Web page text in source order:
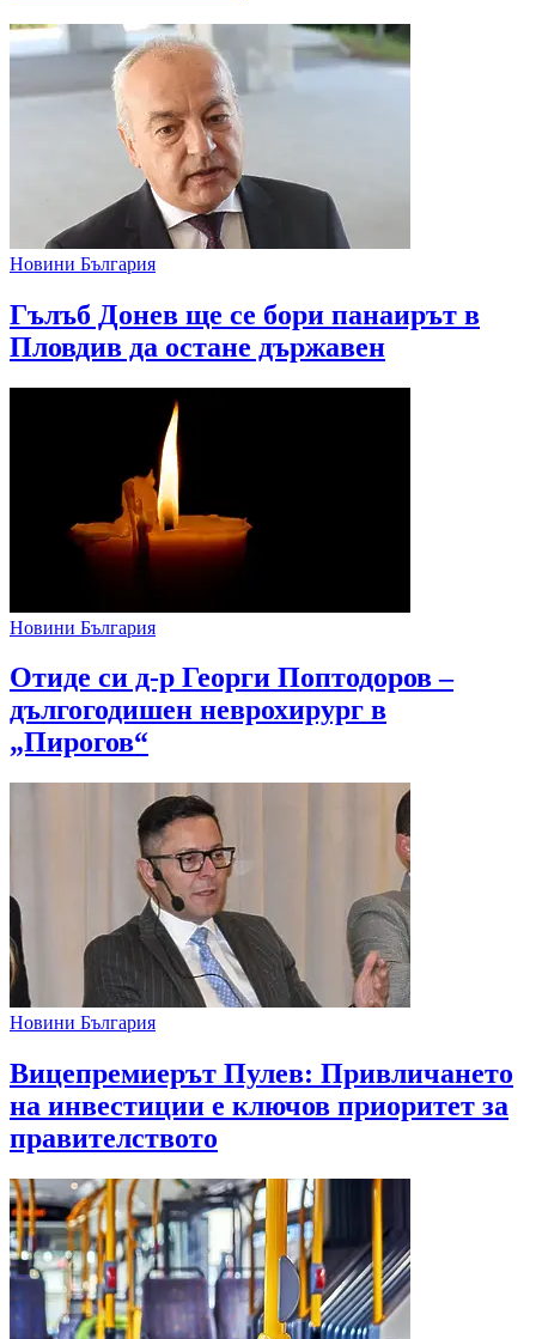
Новини България
Гълъб Донев ще се бори панаирът в
Пловдив да остане държавен
Новини България
Отиде си д-р Георги Поптодоров –
дългогодишен неврохирург в
„Пирогов“
Новини България
Вицепремиерът Пулев: Привличането
на инвестиции е ключов приоритет за
правителството